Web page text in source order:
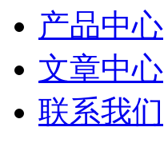
产品中心
文章中心
联系我们